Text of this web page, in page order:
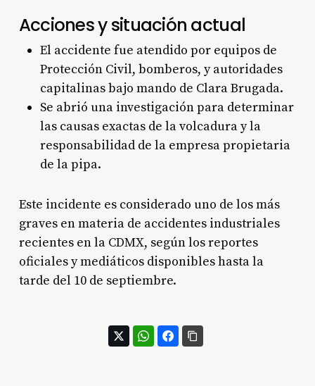
Acciones y situación actual
El accidente fue atendido por equipos de
Protección Civil, bomberos, y autoridades
capitalinas bajo mando de Clara Brugada.
Se abrió una investigación para determinar
las causas exactas de la volcadura y la
responsabilidad de la empresa propietaria
de la pipa.
Este incidente es considerado uno de los más
graves en materia de accidentes industriales
recientes en la CDMX, según los reportes
oficiales y mediáticos disponibles hasta la
tarde del 10 de septiembre.